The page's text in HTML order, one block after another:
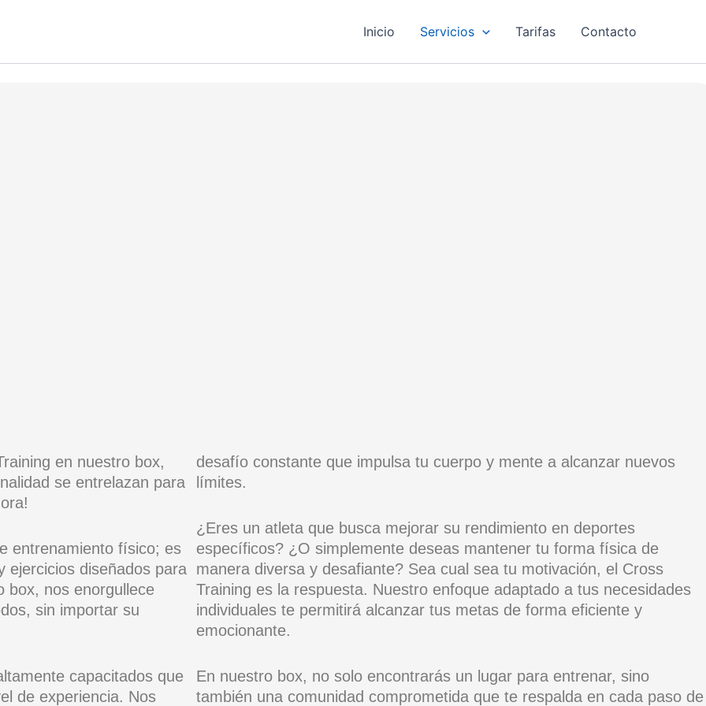
Inicio Servicios Tarifas Contacto
en nuestro box,
se entrelazan para
entrenamiento físico; es
ejercicios diseñados para
box, nos enorgullece
sin importar su
capacitados que
de experiencia. Nos
desafío constante que impulsa tu cuerpo y mente a alcanzar nuevos
límites.
¿Eres un atleta que busca mejorar su rendimiento en deportes
específicos? ¿O simplemente deseas mantener tu forma física de
manera diversa y desafiante? Sea cual sea tu motivación, el Cross
Training es la respuesta. Nuestro enfoque adaptado a tus necesidades
individuales te permitirá alcanzar tus metas de forma eficiente y
emocionante.
En nuestro box, no solo encontrarás un lugar para entrenar, sino
también una comunidad comprometida que te respalda en cada paso de